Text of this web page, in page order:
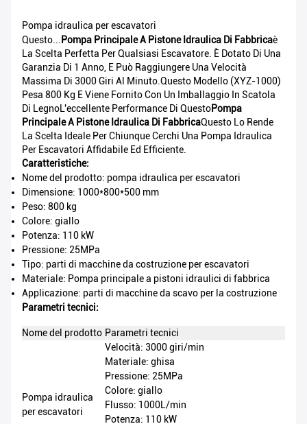
Pompa idraulica per escavatori
Questo... Pompa Principale A Pistone Idraulica Di FabbricaÈ
La Scelta Perfetta Per Qualsiasi Escavatore. È Dotato Di Una
Garanzia Di 1 Anno, E Può Raggiungere Una Velocità
Massima Di 3000 Giri Al Minuto.Questo Modello (XYZ-1000)
Pesa 800 Kg E Viene Fornito Con Un Imballaggio In Scatola
Di LegnoL'eccellente Performance Di QuestoPompa
Principale A Pistone Idraulica Di FabbricaQuesto Lo Rende
La Scelta Ideale Per Chiunque Cerchi Una Pompa Idraulica
Per Escavatori Affidabile Ed Efficiente.
Caratteristiche:
Nome del prodotto: pompa idraulica per escavatori
Dimensione: 1000*800*500 mm
Peso: 800 kg
Colore: giallo
Potenza: 110 kW
Pressione: 25MPa
Tipo: parti di macchine da costruzione per escavatori
Materiale: Pompa principale a pistoni idraulici di fabbrica
Applicazione: parti di macchine da scavo per la costruzione
Parametri tecnici:
Nome del prodotto Parametri tecnici
Pompa idraulica
per escavatori
Velocità: 3000 giri/min
Materiale: ghisa
Pressione: 25MPa
Colore: giallo
Flusso: 1000L/min
Potenza: 110 kW